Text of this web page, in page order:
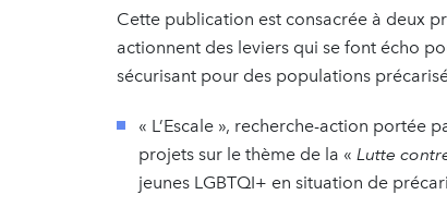
Cette publication est consacrée à deux
actionnent des leviers qui se font écho
sécurisant pour des populations
« L’Escale », recherche-action portée
projets sur le thème de la « Lutte
jeunes LGBTQI+ en situation de